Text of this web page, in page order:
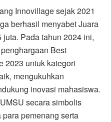
Innovillage sejak 2021
berhasil menyabet Juara
Pada tahun 2024 ini,
Best
2023 untuk kategori
mengukuhkan
inovasi mahasiswa.
secara simbolis
pemenang serta